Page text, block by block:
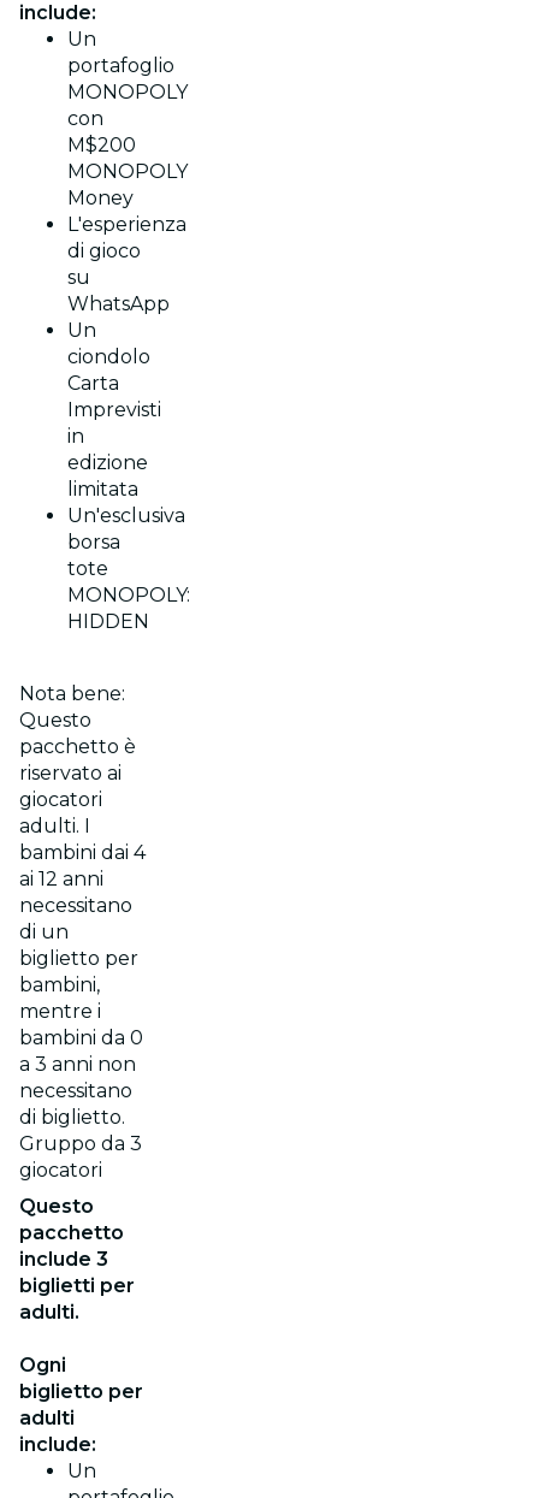
include:
Un
portafoglio
MONOPOLY
con
M$200
MONOPOLY
Money
L'esperienza
di gioco
su
WhatsApp
Un
ciondolo
Carta
Imprevisti
in
edizione
limitata
Un'esclusiva
borsa
tote
MONOPOLY:
HIDDEN
Nota bene:
Questo
pacchetto è
riservato ai
giocatori
adulti. I
bambini dai 4
ai 12 anni
necessitano
di un
biglietto per
bambini,
mentre i
bambini da 0
a 3 anni non
necessitano
di biglietto.
Gruppo da 3
giocatori
Questo
pacchetto
include 3
biglietti per
adulti.
Ogni
biglietto per
adulti
include:
Un